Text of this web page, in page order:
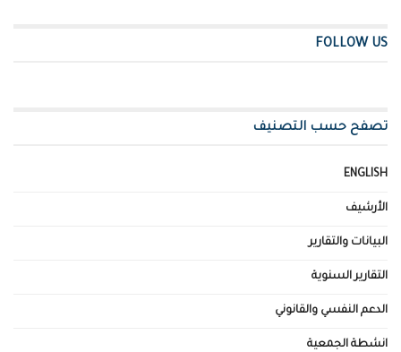
FOLLOW US
تصفح حسب التصنيف
ENGLISH
الأرشيف
البيانات والتقارير
التقارير السنوية
الدعم النفسي والقانوني
انشطة الجمعية